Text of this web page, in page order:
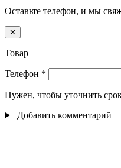
Оставьте телефон, и мы
✕
Товар
Телефон *
Нужен, чтобы уточнить
Добавить комментарий